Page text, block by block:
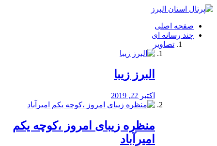
فصد
شرق
تهران
خشکشویی
صفحه اصلی
چند رسانه ای
تصاویر
البرز زیبا
اکتبر 22, 2019
منظره‌‌ زیبای امروز ،کوچه یکم
امیرآباد